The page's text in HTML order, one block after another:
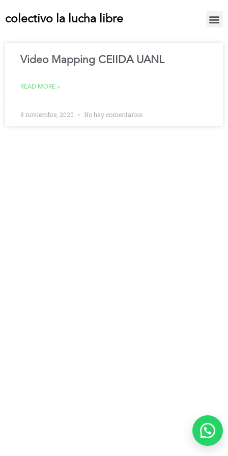
colectivo la lucha libre
Video Mapping CEIIDA UANL
READ MORE »
8 noviembre, 2020 No hay comentarios